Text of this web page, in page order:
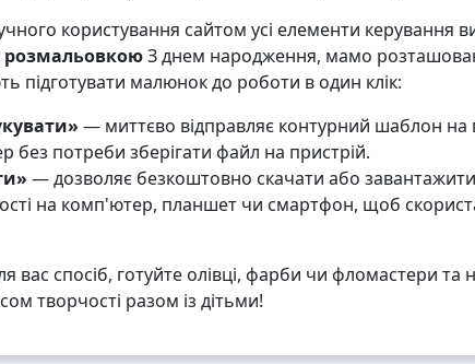
користування сайтом усі елементи керування
розмальовкоюЗ днем народження, мамо
підготувати малюнок до роботи в один клік:
— миттєво відправляє контурний шаблон
без потреби зберігати файл на пристрій.
— дозволяє безкоштовно скачати або
на комп'ютер, планшет чи смартфон, щоб
вас спосіб, готуйте олівці, фарби чи фломастери та
творчості разом із дітьми!